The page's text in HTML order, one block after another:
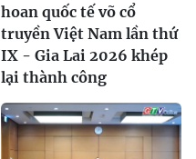
hoan quốc tế võ cổ
truyền Việt Nam lần thứ
IX - Gia Lai 2026 khép
lại thành công